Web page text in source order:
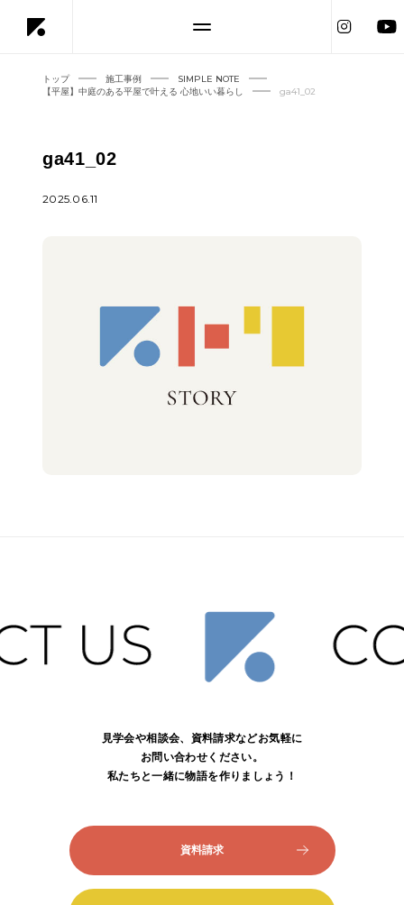
トップ 施工事例
SIMPLE NOTE
【平屋】中庭のある平屋で叶える 心地いい暮らし
ga41_02
ga41_02
2025.06.11
見学会や相談会、資料請求などお気軽に
お問い合わせください。
私たちと一緒に物語を作りましょう！
資料請求